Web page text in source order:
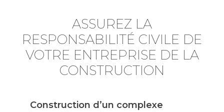
ASSUREZ LA
RESPONSABILITÉ CIVILE DE
VOTRE ENTREPRISE DE LA
CONSTRUCTION
Construction d’un complexe